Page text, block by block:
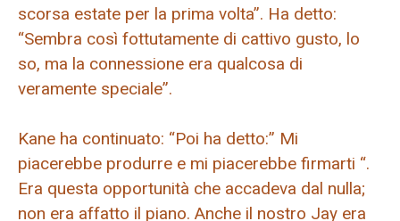
scorsa estate per la prima volta”. Ha detto:
“Sembra così fottutamente di cattivo gusto, lo
so, ma la connessione era qualcosa di
veramente speciale”.
Kane ha continuato: “Poi ha detto:” Mi
piacerebbe produrre e mi piacerebbe firmarti “.
Era questa opportunità che accadeva dal nulla;
non era affatto il piano. Anche il nostro Jay era